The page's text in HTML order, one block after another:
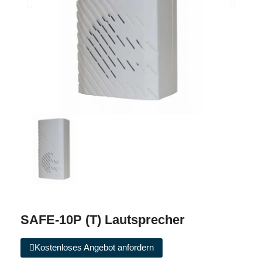
SAFE-10P (T) Lautsprecher
Kostenloses Angebot anfordern